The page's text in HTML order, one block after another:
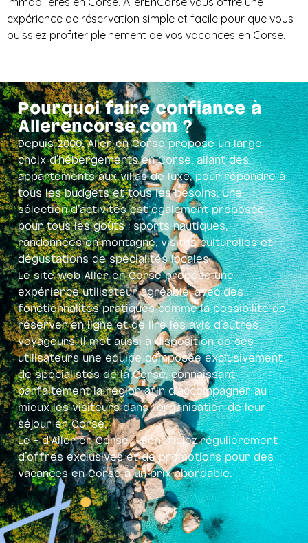
expérience de réservation simple et facile pour que vous
puissiez profiter pleinement de vos vacances en Corse.
Pourquoi faire confiance à
Allerencorse.com ?
Depuis 2000, Aller en Corse propose un large
choix d’hébergements en Corse, allant des
appartements aux villas de luxe, pour répondre à
tous les budgets et tous les besoins. Une
sélection d’activités est également proposée
pour tous les goûts : sports nautiques,
randonnées en montagne, visites culturelles et
dégustations de spécialités locales.
Le site web Aller en Corse propose une
expérience utilisateur agréable, avec des
fonctionnalités pratiques comme la possibilité de
réserver en ligne et de lire les avis d’autres
voyageurs. Il met aussi à disposition de ses
utilisateurs une équipe composée exclusivement
de spécialistes de la Corse, connaissant
parfaitement la région afin d’accompagner au
mieux les visiteurs dans l’organisation de leur
séjour en Corse.
Le + d’Aller en Corse : Bénéficiez régulièrement
d’offres exclusives et de promotions pour des
vacances en Corse à un prix abordable.